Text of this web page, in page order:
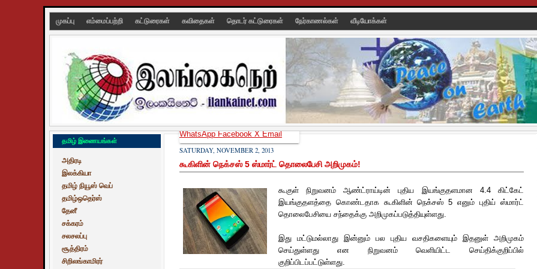
முகப்பு எம்மைப்பற்றி கட்டுரைகள் கவிதைகள் தொடர் கட்டுரைகள் நேர்காணல்கள் வீடியோக்கள்
தமிழ் இணையங்கள்
அதிரடி
இலக்கியா
தமிழ் நியூஸ் வெப்
தமிழ்ஒதெர்ஸ்
தேனீ
சக்கரம்
சலசலப்பு
சூத்திரம்
சிறிலங்காமிரர்
SATURDAY, NOVEMBER 2, 2013
கூகிளின் நெக்சஸ் 5 ஸ்மார்ட் தொலைபேசி அறிமுகம்!
கூகுள் நிறுவனம் ஆண்ட்ராய்டின் புதிய இயங்குதளமான 4.4 கிட்கேட்
இயங்குதளத்தை கொண்டதாக கூகிளின் நெக்சஸ் 5 எனும் புதிய் ஸ்மார்ட்
தொலைபேசியை சந்தைக்கு அறிமுகப்படுத்தியுள்ளது.
இது மட்டுமல்லாது இன்னும் பல புதிய வசதிகளையும் இதனுள் அறிமுகம்
செய்துள்ளது என நிறுவனம் வெளியிட்ட செய்திக்குறிப்பில்
குறிப்பிடப்பட்டுள்ளது.
WhatsAppFacebookXEmail